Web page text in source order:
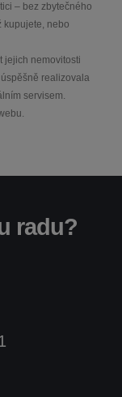
– bez zbytečného
kupujete, nebo
jejich nemovitosti
realizovala
servisem.
radu?